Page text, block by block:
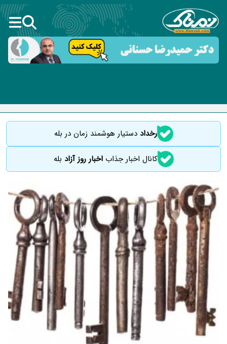
رخداددستیار هوشمند زمان در بله
کانال اخبار جذاباخبار روز آزاد بله